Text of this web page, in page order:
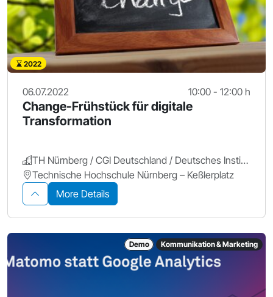
2022
06.07.2022 10:00 - 12:00 h
Change-Frühstück für digitale
Transformation
TH Nürnberg / CGI Deutschland / Deutsches Institut für Change-Prozesse und digitale Geschäftsmodelle
Technische Hochschule Nürnberg – Keßlerplatz
More Details
Demo Kommunikation & Marketing